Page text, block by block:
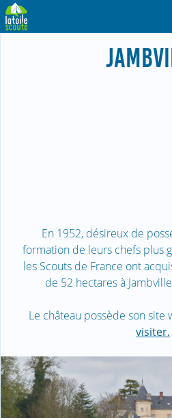
En 1952, désireux de
formation de leurs chefs plus
les Scouts de France ont
de 52 hectares à
Le château possède son site
visiter.